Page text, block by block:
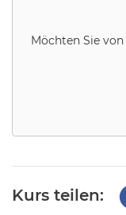
Möchten Sie von
Kurs teilen: